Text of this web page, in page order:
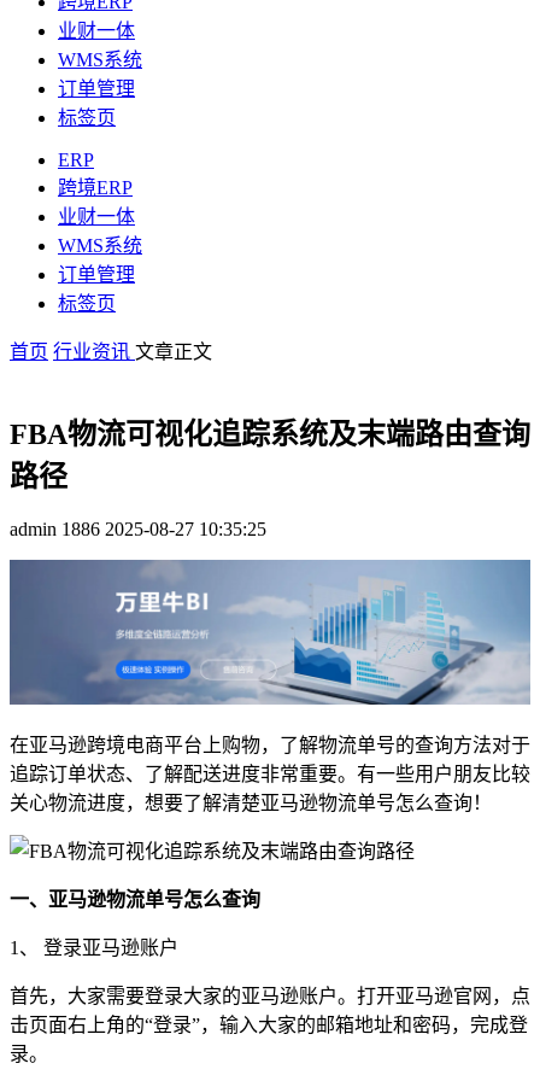
业财一体
WMS系统
订单管理
标签页
ERP
跨境ERP
业财一体
WMS系统
订单管理
标签页
首页 行业资讯 文章正文
FBA物流可视化追踪系统及末端路由查询
路径
admin 1886 2025-08-27 10:35:25
在亚马逊跨境电商平台上购物，了解物流单号的查询方法对于
追踪订单状态、了解配送进度非常重要。有一些用户朋友比较
关心物流进度，想要了解清楚亚马逊物流单号怎么查询！
一、亚马逊物流单号怎么查询
1、 登录亚马逊账户
首先，大家需要登录大家的亚马逊账户。打开亚马逊官网，点
击页面右上角的“登录”，输入大家的邮箱地址和密码，完成登
录。